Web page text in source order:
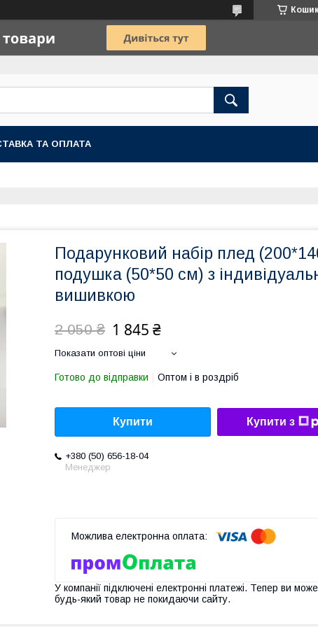
Кошик
ТА ОПЛАТА
Подарунковий набір плед
подушка (50*50 см) з
вишивкою
2 050 ₴ 1 845 ₴
Показати оптові ціни
Готово до відправки Оптом і в роздріб
Купити Купити з
+380 (50) 656-18-04
Менеджер
У компанії підключені електронні платежі. Тепер ви
будь-який товар не покидаючи сайту.